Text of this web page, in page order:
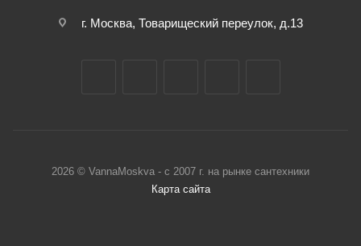
г. Москва, Товарищеский переулок, д.13
2026 © VannaMoskva - с 2007 г. на рынке сантехники
Карта сайта